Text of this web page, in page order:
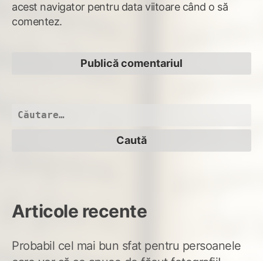
acest navigator pentru data viitoare când o să
comentez.
Caută
Articole recente
Probabil cel mai bun sfat pentru persoanele